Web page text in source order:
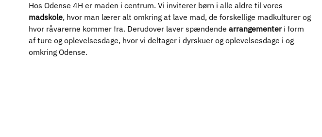
Hos Odense 4H er maden i centrum. Vi inviterer børn i alle aldre til vores
madskole, hvor man lærer alt omkring at lave mad, de forskellige madkulturer og
hvor råvarerne kommer fra. Derudover laver spændende arrangementer i form
af ture og oplevelsesdage, hvor vi deltager i dyrskuer og oplevelsesdage i og
omkring Odense.